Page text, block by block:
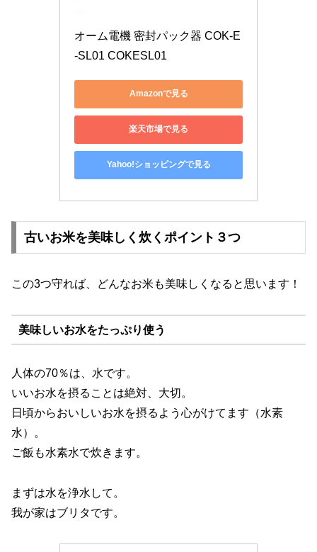
オーム電機 密封パック器 COK-E
-SL01 COKESL01
Amazonで見る
楽天市場で見る
Yahoo!ショッピングで見る
古いお米を美味しく炊くポイント３つ
この3つ守れば、どんなお米も美味しくなると思います！
美味しいお水をたっぷり使う
人体の70％は、水です。
いいお水を摂ることは絶対、大切。
日頃からおいしいお水を摂るよう心がけてます（水素
水）。
ご飯も水素水で炊きます。
まずは水を浄水して。
我が家はブリタです。